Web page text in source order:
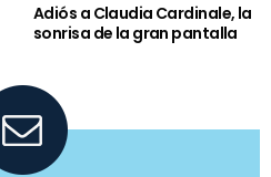
Adiós a Claudia Cardinale, la
sonrisa de la gran pantalla